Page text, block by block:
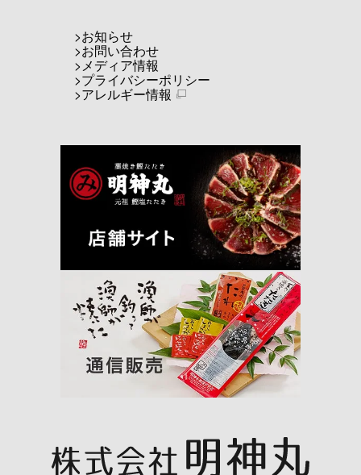
お知らせ
お問い合わせ
メディア情報
プライバシーポリシー
アレルギー情報